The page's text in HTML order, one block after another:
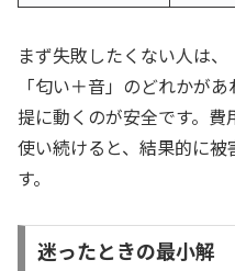
まず失敗したくない人は、
「匂い＋音」のどれかが
提に動くのが安全です。
使い続けると、結果的に
す。
迷ったときの最小解